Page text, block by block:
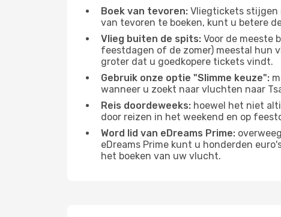
Boek van tevoren: Vliegtickets stijgen
van tevoren te boeken, kunt u betere
Vlieg buiten de spits: Voor de meeste
feestdagen of de zomer) meestal hun
groter dat u goedkopere tickets vindt.
Gebruik onze optie "Slimme keuze":
wanneer u zoekt naar vluchten naar
Reis doordeweeks: hoewel het niet
door reizen in het weekend en op
Word lid van eDreams Prime:
eDreams Prime kunt u honderden
het boeken van uw vlucht.